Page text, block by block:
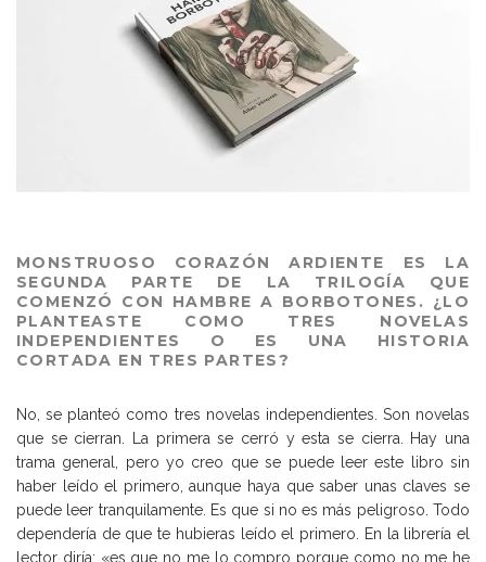
MONSTRUOSO CORAZÓN ARDIENTE ES LA
SEGUNDA PARTE DE LA TRILOGÍA QUE
COMENZÓ CON HAMBRE A BORBOTONES. ¿LO
PLANTEASTE COMO TRES NOVELAS
INDEPENDIENTES O ES UNA HISTORIA
CORTADA EN TRES PARTES?
No, se planteó como tres novelas independientes. Son novelas
que se cierran. La primera se cerró y esta se cierra. Hay una
trama general, pero yo creo que se puede leer este libro sin
haber leído el primero, aunque haya que saber unas claves se
puede leer tranquilamente. Es que si no es más peligroso. Todo
dependería de que te hubieras leído el primero. En la librería el
lector diría: «es que no me lo compro porque como no me he